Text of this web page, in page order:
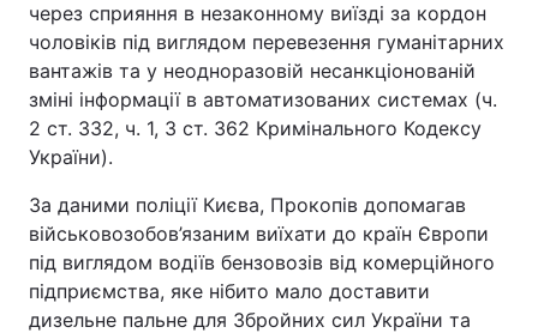
через сприяння в незаконному виїзді за кордон
чоловіків під виглядом перевезення гуманітарних
вантажів та у неодноразовій несанкціонованій
зміні інформації в автоматизованих системах (ч.
2 ст. 332, ч. 1, 3 ст. 362 Кримінального Кодексу
України).
За даними поліції Києва, Прокопів допомагав
військовозобов’язаним виїхати до країн Європи
під виглядом водіїв бензовозів від комерційного
підприємства, яке нібито мало доставити
дизельне пальне для Збройних сил України та